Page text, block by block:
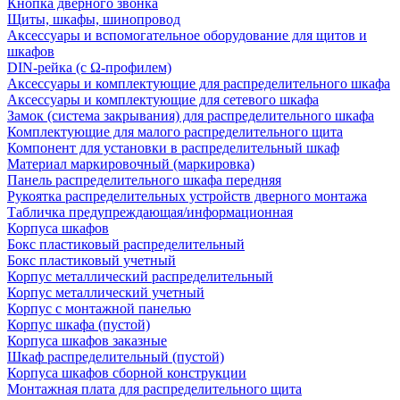
Кнопка дверного звонка
Щиты, шкафы, шинопровод
Аксессуары и вспомогательное оборудование для щитов и
шкафов
DIN-рейка (с Ω-профилем)
Аксессуары и комплектующие для распределительного шкафа
Аксессуары и комплектующие для сетевого шкафа
Замок (система закрывания) для распределительного шкафа
Комплектующие для малого распределительного щита
Компонент для установки в распределительный шкаф
Материал маркировочный (маркировка)
Панель распределительного шкафа передняя
Рукоятка распределительных устройств дверного монтажа
Табличка предупреждающая/информационная
Корпуса шкафов
Бокс пластиковый распределительный
Бокс пластиковый учетный
Корпус металлический распределительный
Корпус металлический учетный
Корпус с монтажной панелью
Корпус шкафа (пустой)
Корпуса шкафов заказные
Шкаф распределительный (пустой)
Корпуса шкафов сборной конструкции
Монтажная плата для распределительного щита